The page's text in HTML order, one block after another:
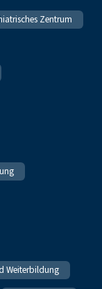
Zentrum
Weiterbildung